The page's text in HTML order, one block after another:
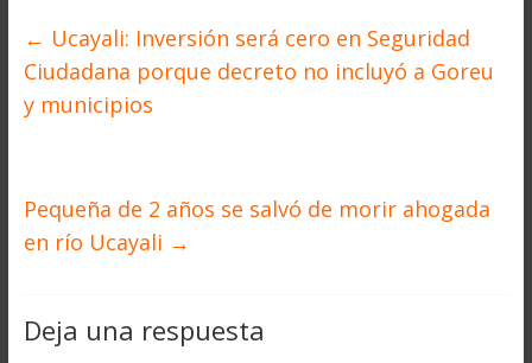
← Ucayali: Inversión será cero en Seguridad
Ciudadana porque decreto no incluyó a Goreu
y municipios
Pequeña de 2 años se salvó de morir ahogada
en río Ucayali →
Deja una respuesta